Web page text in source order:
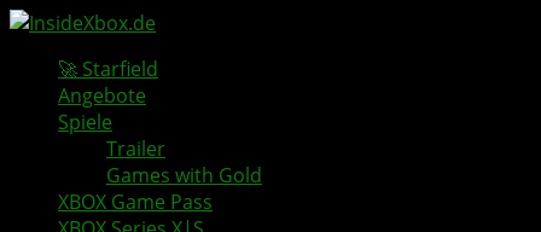
🚀 Starfield
Angebote
Spiele
Trailer
Games with Gold
XBOX Game Pass